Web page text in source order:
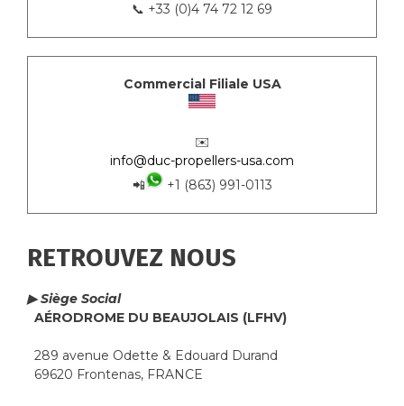
📞 +33 (0)4 74 72 12 69
Commercial Filiale USA
✉️
info@duc-propellers-usa.com
📲
+1 (863) 991-0113
RETROUVEZ NOUS
▶ Siège Social
AÉRODROME DU BEAUJOLAIS (LFHV)
289 avenue Odette & Edouard Durand
69620 Frontenas, FRANCE